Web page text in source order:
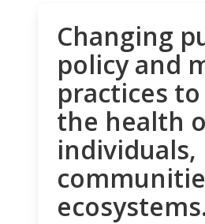
Changing
policy and
practices
the health
individuals,